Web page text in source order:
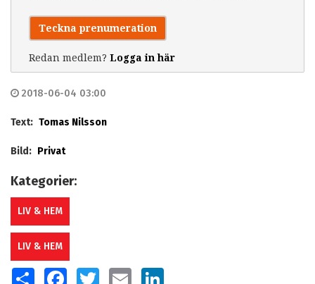
Teckna prenumeration
Redan medlem? Logga in här
2018-06-04 03:00
Text: Tomas Nilsson
Bild: Privat
Kategorier:
LIV & HEM
LIV & HEM
SHARE FACEBOOKTWITTER EMAIL